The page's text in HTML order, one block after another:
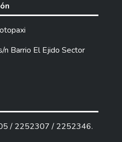
n Barrio El Ejido Sector
/ 2252307 / 2252346.